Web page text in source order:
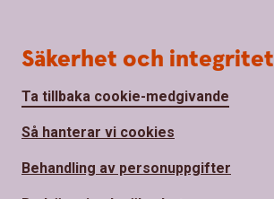
Säkerhet och integritet
Ta tillbaka cookie-medgivande
Så hanterar vi cookies
Behandling av personuppgifter